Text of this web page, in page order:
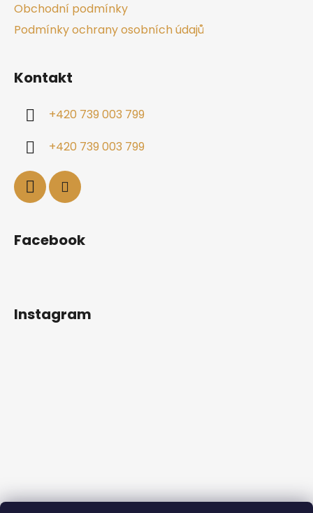
Obchodní podmínky
Podmínky ochrany osobních údajů
Kontakt
+420 739 003 799
+420 739 003 799
Facebook
Instagram